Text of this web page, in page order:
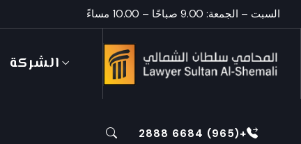
السبت – الجمعة: 9.00 صباحًا – 10.00 مساءً
الشركة
+(965) 6684 2888